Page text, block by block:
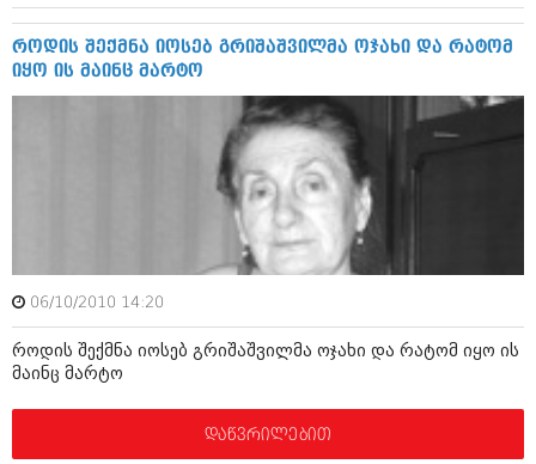
მარტი 2010 (454)
იანვარი 2010 (422)
დეკემბერი 2009 (510)
ნოემბერი 2009 (308)
ოქტომბერი 2009 (382)
სექტემბერი 2009 (541)
აგვისტო 2009 (14)
ივლისი 2009 (118)
თებერვალი 0216 (1)
დეკემბერი 0215 (1)
ოქტომბერი 0215 (1)
აგვისტო 0215 (2)
ივნისი 0212 (2)
ნოემბერი 0201 (1)
როდის შექმნა იოსებ გრიშაშვილმა ოჯახი და რატომ
იყო ის მაინც მარტო
06/10/2010 14:20
როდის შექმნა იოსებ გრიშაშვილმა ოჯახი და რატომ იყო ის
მაინც მარტო
დაწვრილებით